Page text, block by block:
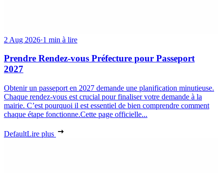
2 Aug 2026·1 min à lire
Prendre Rendez-vous Préfecture pour Passeport
2027
Obtenir un passeport en 2027 demande une planification minutieuse.
Chaque rendez-vous est crucial pour finaliser votre demande à la
mairie. C’est pourquoi il est essentiel de bien comprendre comment
chaque étape fonctionne.Cette page officielle...
DefaultLire plus